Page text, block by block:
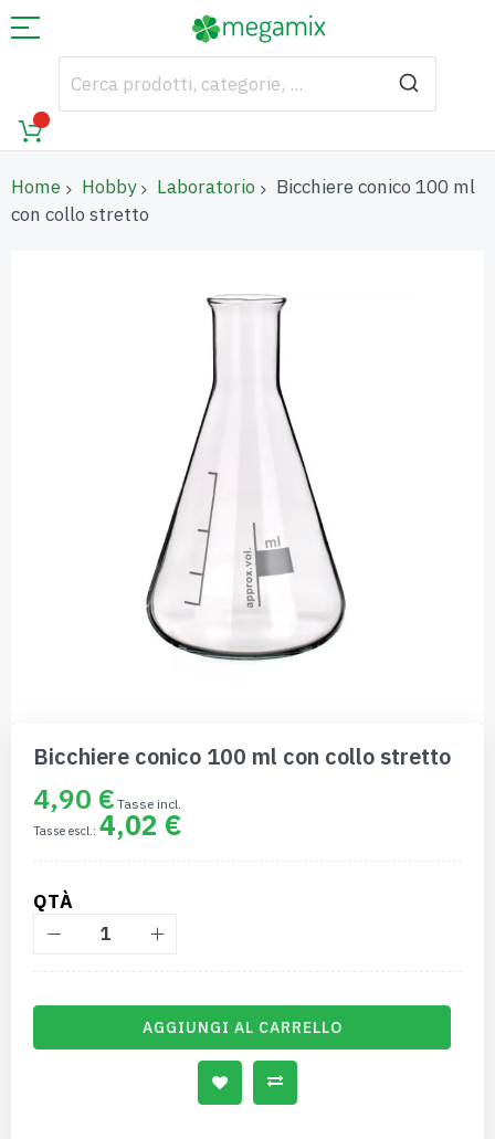
Home Hobby Laboratorio
Bicchiere conico 100 ml
con collo stretto
all'inizio
della
galleria
immagini
Bicchiere conico 100 ml con collo stretto
4,90 €
4,02 €
QTÀ
AGGIUNGI AL CARRELLO